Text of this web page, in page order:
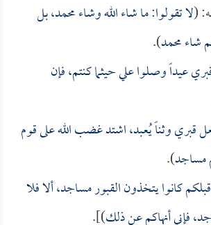
(لا تقولوا: ما شاء الله وشاء محمد، بل
شاء محمد).
عيداً وصلوا علي حيثما كنتم، فإن
قبري وثناً يُعبد، اشتد غضب الله على قوم
مساجد).
كانوا يتخذون القبور مساجد، ألا فلا
فإني أنهاكم عن ذلك)].